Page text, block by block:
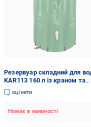
Резервуар складний для
KAR113 160 л із краном та
збирачем дощової води
оцінити
Немає в наявності